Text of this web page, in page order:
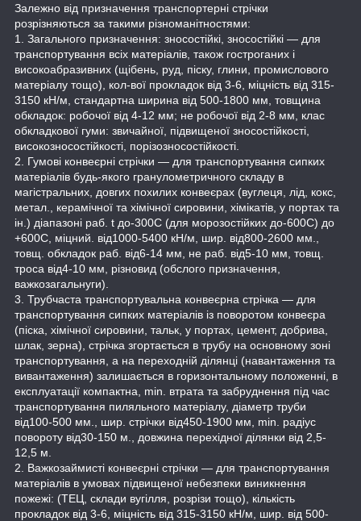
Залежно від призначення транспортерні стрічки
розрізняються за такими різноманітностями:
1. Загального призначення: зносостійкі, зносостійкі — для
транспортування всіх матеріалів, також гостроганих і
високоабразивних (щібень, руд, піску, глини, промислового
матеріалу тощо), кол-вої прокладок від 3-6, міцність від 315-
3150 кН/м, стандартна ширина від 500-1800 мм, товщина
обкладок: робочої від 4-12 мм; не робочої від 2-8 мм, клас
обкладкової гуми: звичайної, підвищеної зносостійкості,
високозносостійкості, порізозносостійкості.
2. Гумові конвеєрні стрічки — для транспортування сипких
матеріалів будь-якого гранулометричного складу в
магістральних, довгих похилих конвеєрах (вуглеця, лід, кокс,
метал., керамічної та хімічної сировини, хімікатів, у портах та
ін.) діапазоні раб. t до-300С (для морозостійких до-600С) до
+600С, міцний. від1000-5400 кН/м, шир. від800-2600 мм.,
товщ. обкладок раб. від6-14 мм, не раб. від5-10 мм, товщ.
троса від4-10 мм, різновид (обслого призначення,
важкозагальнуги).
3. Трубчаста транспортувальна конвеєрна стрічка — для
транспортування сипких матеріалів із поворотом конвеєра
(піска, хімічної сировини, тальк, у портах, цемент, добрива,
шлак, зерна), стрічка згортається в трубу на основному зоні
транспортування, а на переходній ділянці (навантаження та
вивантаження) залишається в горизонтальному положенні, в
експлуатації компактна, min. втрата та забруднення під час
транспортування пиляльного матеріалу, діаметр труби
від100-500 мм., шир. стрічки від450-1900 мм, min. радіус
повороту від30-150 м., довжина перехідної ділянки від 2,5-
12,5 м.
2. Важкозаймисті конвеєрні стрічки — для транспортування
матеріалів в умовах підвищеної небезпеки виникнення
пожежі: (ТЕЦ, склади вугілля, розрізи тощо), кількість
прокладок від 3-6, міцність від 315-3150 кН/м, шир. від 500-